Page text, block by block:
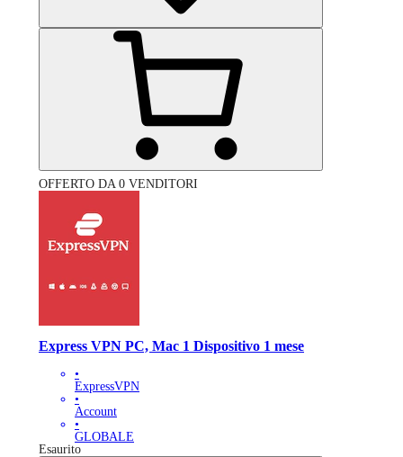
OFFERTO DA 0 VENDITORI
Express VPN PC, Mac 1 Dispositivo 1 mese
•
ExpressVPN
•
Account
•
GLOBALE
Esaurito